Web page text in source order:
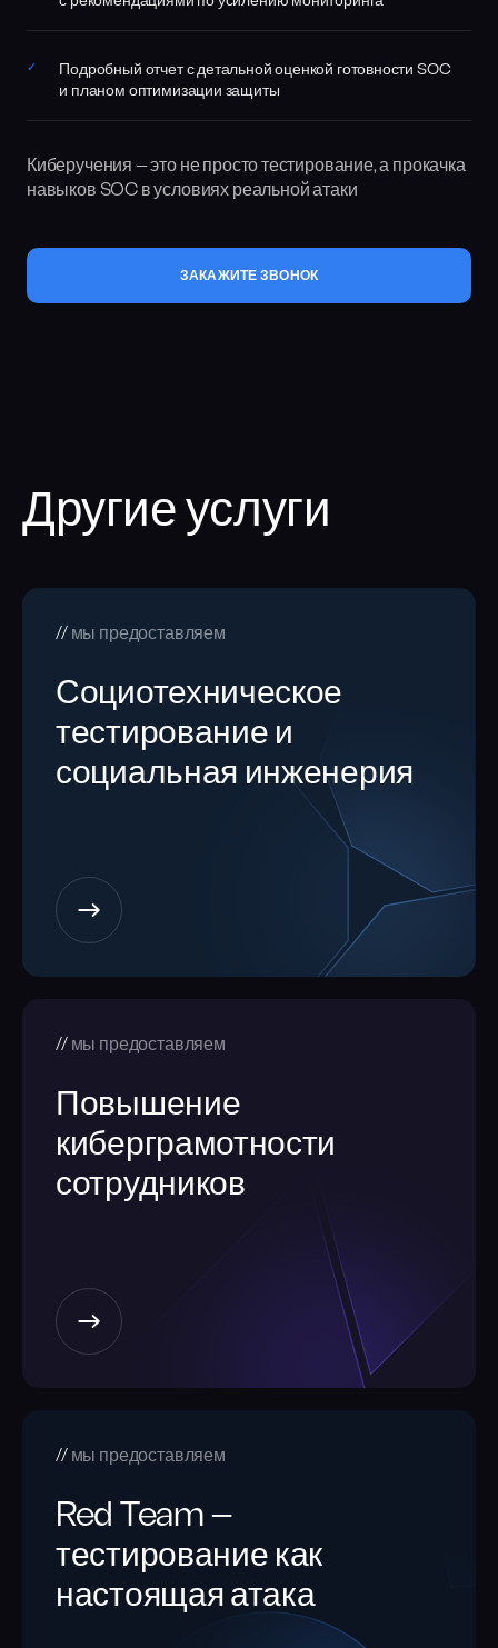
Подробный отчет с детальной оценкой готовности SOC
и планом оптимизации защиты
Киберучения — это не просто тестирование, а прокачка
навыков SOC в условиях реальной атаки
ЗАКАЖИТЕ ЗВОНОК
Другие услуги
мы предоставляем
Социотехническое
тестирование и
социальная инженерия
мы предоставляем
Повышение
киберграмотности
сотрудников
мы предоставляем
Red Team —
тестирование как
настоящая атака